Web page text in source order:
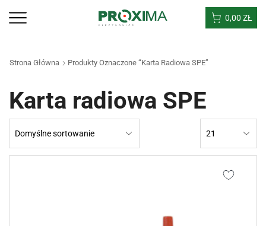
0,00 ZŁ
Strona Główna Produkty Oznaczone “Karta Radiowa SPE”
Karta radiowa SPE